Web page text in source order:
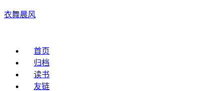
衣舞晨风
首页
归档
读书
友链